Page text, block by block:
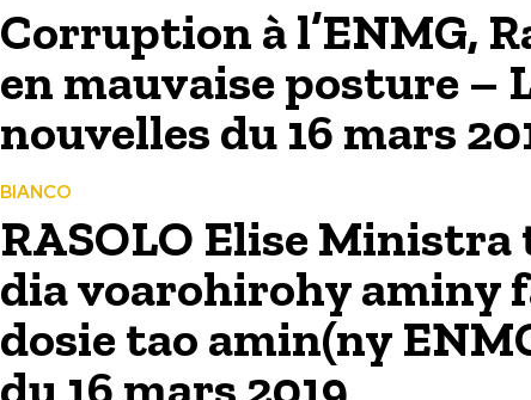
Corruption à l’ENMG,
en mauvaise posture –
nouvelles du 16 mars
BIANCO
RASOLO Elise Ministra
dia voarohirohy aminy
dosie tao amin(ny